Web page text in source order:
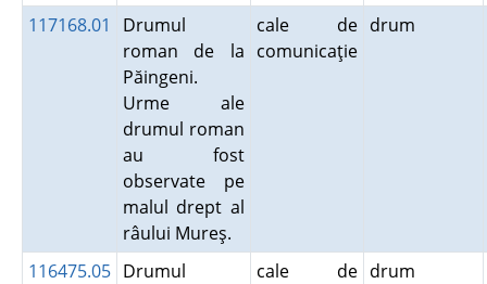
117168.01
Drumul
roman de la
Păingeni.
Urme ale
drumul roman
au fost
observate pe
malul drept al
râului Mureş.
cale de
comunicaţie
drum
116475.05 Drumul
cale de drum